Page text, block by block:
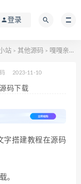
登录
站 > 其他源码 > 嘎嘎亲测–十语言电影投资理财刷单系统源码下载
2023-11-10
码下载
字搭建教程在源码
。